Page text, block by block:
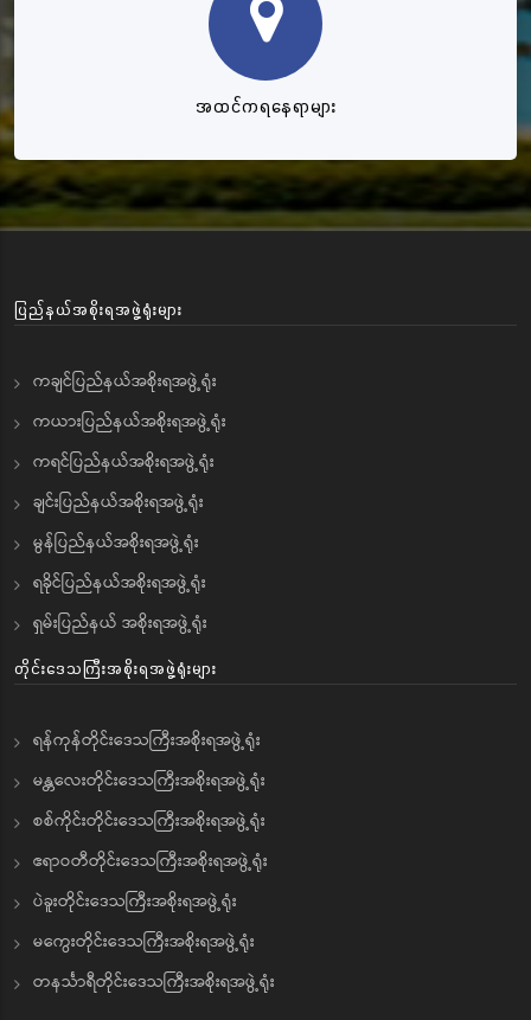
အထင်ကရနေရာများ
ပြည်နယ်အစိုးရအဖွဲ့ရုံးများ
ကချင်ပြည်နယ်အစိုးရအဖွဲ့ရုံး
ကယားပြည်နယ်အစိုးရအဖွဲ့ရုံး
ကရင်ပြည်နယ်အစိုးရအဖွဲ့ရုံး
ချင်းပြည်နယ်အစိုးရအဖွဲ့ရုံး
မွန်ပြည်နယ်အစိုးရအဖွဲ့ရုံး
ရခိုင်ပြည်နယ်အစိုးရအဖွဲ့ရုံး
ရှမ်းပြည်နယ် အစိုးရအဖွဲ့ရုံး
တိုင်းဒေသကြီးအစိုးရအဖွဲ့ရုံးများ
ရန်ကုန်တိုင်းဒေသကြီးအစိုးရအဖွဲ့ရုံး
မန္တလေးတိုင်းဒေသကြီးအစိုးရအဖွဲ့ရုံး
စစ်ကိုင်းတိုင်းဒေသကြီးအစိုးရအဖွဲ့ရုံး
ဧရာဝတီတိုင်းဒေသကြီးအစိုးရအဖွဲ့ရုံး
ပဲခူးတိုင်းဒေသကြီးအစိုးရအဖွဲ့ရုံး
မကွေးတိုင်းဒေသကြီးအစိုးရအဖွဲ့ရုံး
တနင်္သာရီတိုင်းဒေသကြီးအစိုးရအဖွဲ့ရုံး